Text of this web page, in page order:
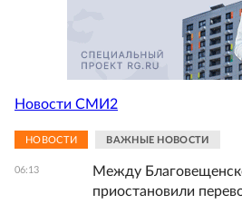
Новости СМИ2
НОВОСТИ ВАЖНЫЕ НОВОСТИ
06:13
Между
приостановили